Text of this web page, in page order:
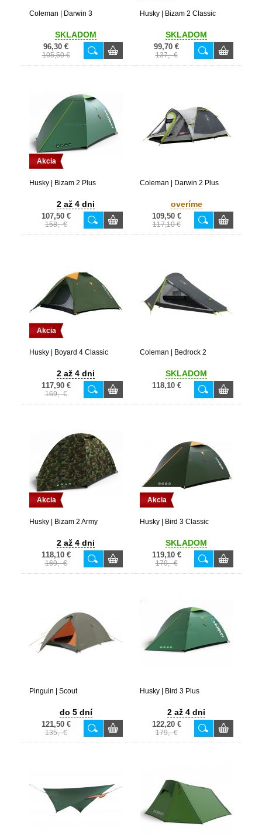
Coleman | Darwin 3
SKLADOM
96,30 €
105,50 €
Husky | Bizam 2 Classic
SKLADOM
99,70 €
137,- €
Akcia
Husky | Bizam 2 Plus
2 až 4 dni
107,50 €
158,- €
Coleman | Darwin 2 Plus
overíme
109,50 €
117,10 €
Akcia
Husky | Boyard 4 Classic
2 až 4 dni
117,90 €
169,- €
Coleman | Bedrock 2
SKLADOM
118,10 €
Akcia
Husky | Bizam 2 Army
2 až 4 dni
118,10 €
169,- €
Akcia
Husky | Bird 3 Classic
SKLADOM
119,10 €
179,- €
Pinguin | Scout
do 5 dní
121,50 €
135,- €
Husky | Bird 3 Plus
2 až 4 dni
122,20 €
179,- €